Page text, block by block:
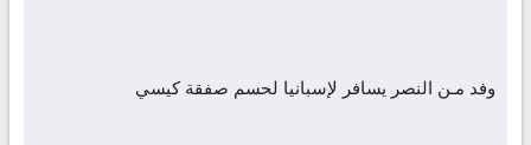
وفد مـن النصر يسافر لإسبانيا لحسم صفقة كيسي